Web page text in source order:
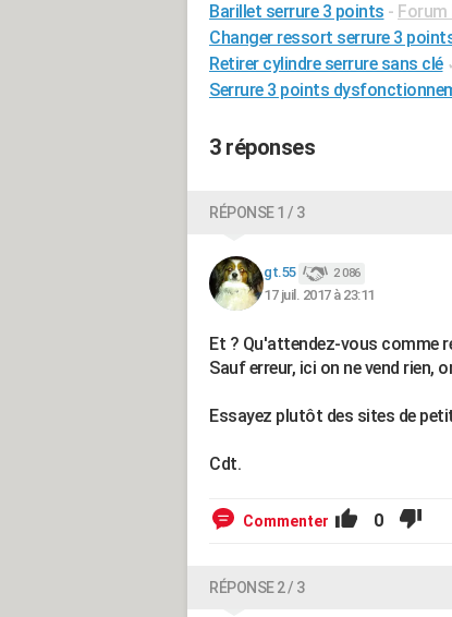
Barillet serrure 3 points -
Changer ressort serrure 3
Retirer cylindre serrure sans clé
Serrure 3 points
3 réponses
RÉPONSE 1 / 3
gt.55 2 086
17 juil. 2017 à 23:11
Et ? Qu'attendez-vous comme
Sauf erreur, ici on ne vend rien,
Essayez plutôt des sites de
Cdt.
Commenter 0
RÉPONSE 2 / 3